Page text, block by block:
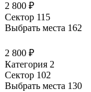
2 800 ₽
Сектор 115
Выбрать места 162
2 800 ₽
Категория 2
Сектор 102
Выбрать места 130